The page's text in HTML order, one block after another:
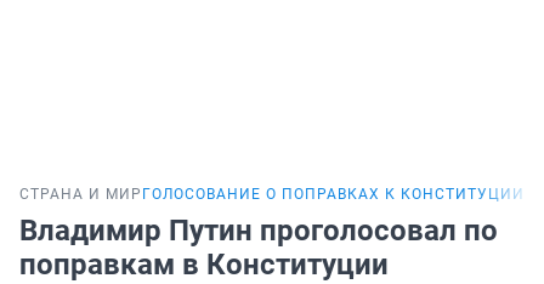
СТРАНА И МИР ГОЛОСОВАНИЕ О ПОПРАВКАХ К КОНСТИТУЦИИ
Владимир Путин проголосовал по
поправкам в Конституции